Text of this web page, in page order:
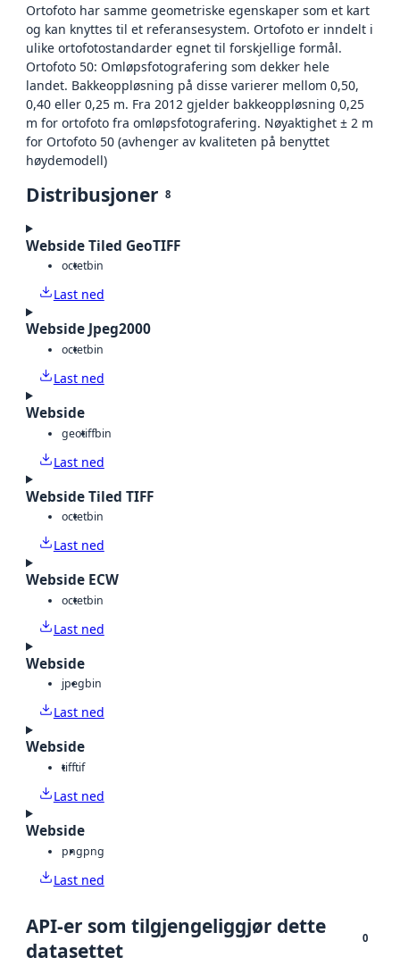
Ortofoto har samme geometriske egenskaper som et kart
og kan knyttes til et referansesystem. Ortofoto er inndelt i
ulike ortofotostandarder egnet til forskjellige formål.
Ortofoto 50: Omløpsfotografering som dekker hele
landet. Bakkeoppløsning på disse varierer mellom 0,50,
0,40 eller 0,25 m. Fra 2012 gjelder bakkeoppløsning 0,25
m for ortofoto fra omløpsfotografering. Nøyaktighet ± 2 m
for Ortofoto 50 (avhenger av kvaliteten på benyttet
høydemodell)
Distribusjoner 8
Webside Tiled GeoTIFF
octetbin
Last ned
Webside Jpeg2000
octetbin
Last ned
Webside
geotiffbin
Last ned
Webside Tiled TIFF
octetbin
Last ned
Webside ECW
octetbin
Last ned
Webside
jpegbin
Last ned
Webside
tifftif
Last ned
Webside
pngpng
Last ned
API-er som tilgjengeliggjør dette
datasettet
0